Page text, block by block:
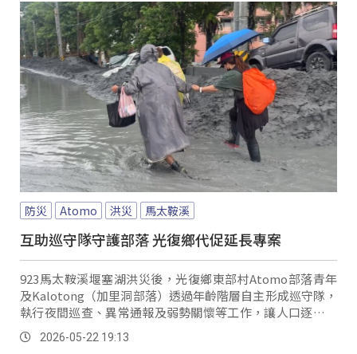
防災 Atomo 洪災 馬太鞍溪
互助巡守隊守護部落 光復鄉代促延長專案
923馬太鞍溪堰塞湖洪災後，光復鄉東部村Atomo部落青年
及Kalotong（加里洞部落）透過年齡階層自主形成巡守隊，
執行夜間巡查、異常通報及弱勢關懷等工作，讓人口逐漸老
化的部落發揮關鍵性的恢復韌性。
2026-05-22 19:13